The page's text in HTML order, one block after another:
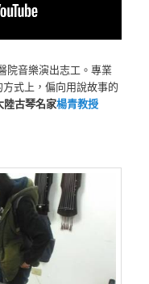
院音樂演出志工。專業
式上，偏向用說故事的
陸古琴名家楊青教授